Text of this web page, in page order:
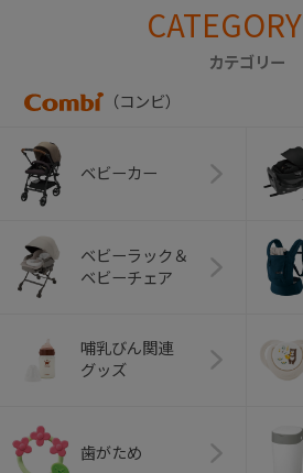
CATEGORY
カテゴリー
（コンビ）
ベビーカー
ベビーラック＆
ベビーチェア
哺乳びん関連
グッズ
歯がため